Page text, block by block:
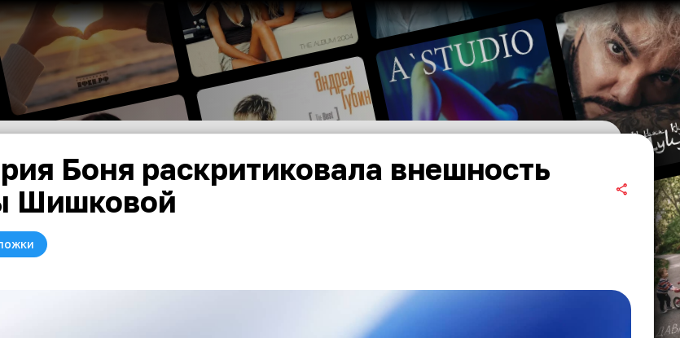
Боня раскритиковала внешность
Шишковой